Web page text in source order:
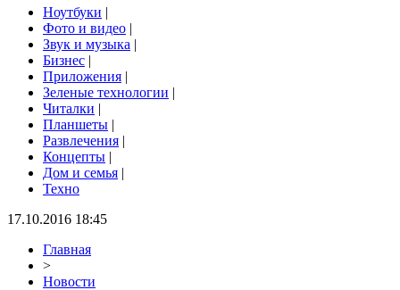
Ноутбуки |
Фото и видео |
Звук и музыка |
Бизнес |
Приложения |
Зеленые технологии |
Читалки |
Планшеты |
Развлечения |
Концепты |
Дом и семья |
Техно
17.10.2016 18:45
Главная
>
Новости